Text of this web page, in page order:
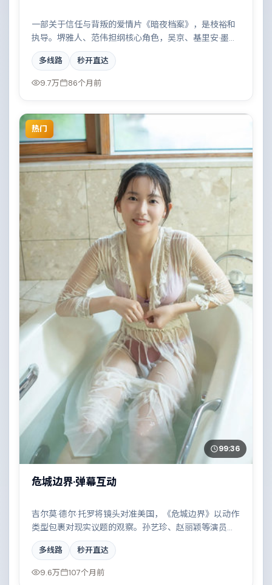
一部关于信任与背叛的爱情片《暗夜档案》，是枝裕和
执导。堺雅人、范伟担纲核心角色，吴京、基里安·墨
菲、全智贤等实力加盟，取景与班底多来自加拿大。雨
夜、旧楼与一封未寄出的信构成叙事起点。结尾留白耐
人寻味。
多线路 秒开直达
9.7万 86个月前
热门
99:36
危城边界·弹幕互动
吉尔莫·德尔·托罗将镜头对准美国，《危城边界》以动作
类型包裹对现实议题的观察。孙艺珍、赵丽颖等演员的
表演层次丰富，小人物在时代洪流中的抉择令人唏嘘。
全片在类型元素与人文关怀之间取得平衡。
多线路 秒开直达
9.6万 107个月前